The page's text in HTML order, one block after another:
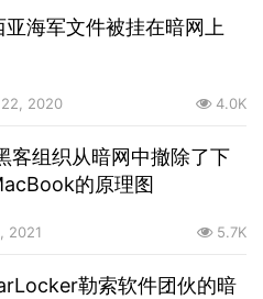
亚海军文件被挂在暗网上
2020 4.0K
客组织从暗网中撤除了下
的原理图
2021 5.7K
勒索软件团伙的暗